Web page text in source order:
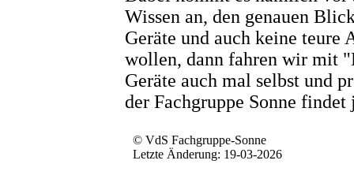
Wissen an, den genauen
Geräte und auch keine teure
wollen, dann fahren wir mit
Geräte auch mal selbst und
der Fachgruppe Sonne findet
© VdS Fachgruppe-Sonne
Letzte Änderung: 19-03-2026